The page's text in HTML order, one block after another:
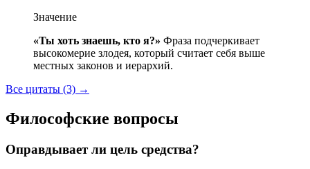
Значение
«Ты хоть знаешь, кто я?» Фраза подчеркивает
высокомерие злодея, который считает себя выше
местных законов и иерархий.
Все цитаты (3) →
Философские вопросы
Оправдывает ли цель средства?